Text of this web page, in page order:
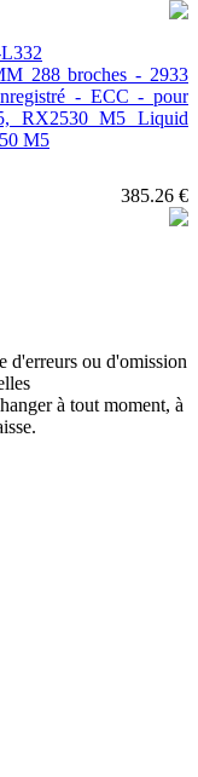
288 broches - 2933
- ECC - pour
RX2530 M5 Liquid
M5
385.26 €
d'erreurs ou d'omission
à tout moment, à